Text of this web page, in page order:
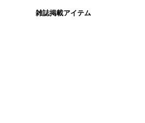
雑誌掲載アイテム